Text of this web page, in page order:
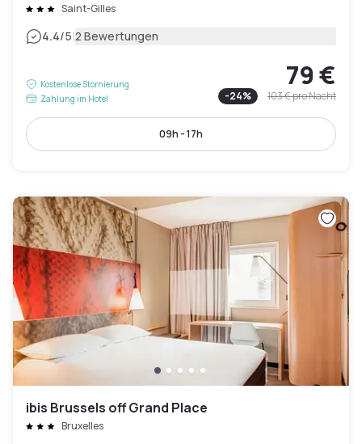
Saint-Gilles
4.4/5|2 Bewertungen
Kostenlose Stornierung
Zahlung im Hotel
79 €
-24% 103 €pro Nacht
09h - 17h
ibis Brussels off Grand Place
Bruxelles